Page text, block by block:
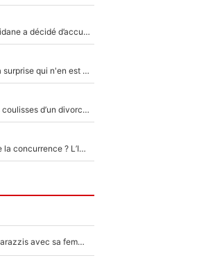
Avant l’annonce de sa première liste, Zidane a décidé d’accueillir une nouvelle tête en équipe de France
Mercato - Analyse : Real-Vinicius Jr, la surprise qui n'en est pas une...
Frank McCourt et Pablo Longoria : Les coulisses d’un divorce coûteux qui ruine l’OM à petit feu…
Kylian Mbappé et Lamine Yamal ont de la concurrence ? L’IA annonce les 5 joueurs qui vont dominer le football dans les années à venir !
F1 : Charles Leclerc surpris par les paparazzis avec sa femme, les rumeurs étaient vraies !